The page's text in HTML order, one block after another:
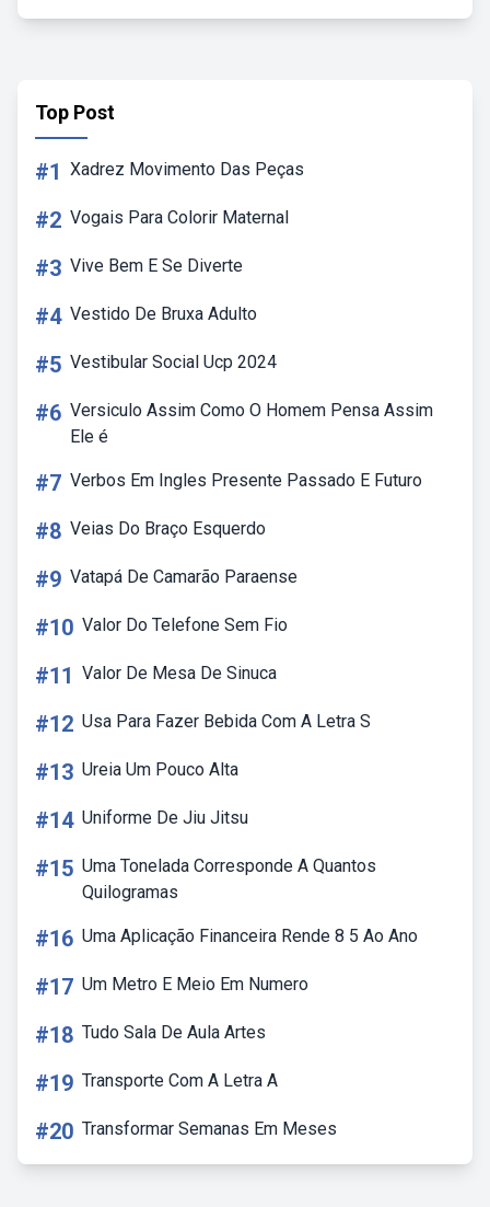
Top Post
#1 Xadrez Movimento Das Peças
#2 Vogais Para Colorir Maternal
#3 Vive Bem E Se Diverte
#4 Vestido De Bruxa Adulto
#5 Vestibular Social Ucp 2024
#6 Versiculo Assim Como O Homem Pensa Assim
Ele é
#7 Verbos Em Ingles Presente Passado E Futuro
#8 Veias Do Braço Esquerdo
#9 Vatapá De Camarão Paraense
#10 Valor Do Telefone Sem Fio
#11 Valor De Mesa De Sinuca
#12 Usa Para Fazer Bebida Com A Letra S
#13 Ureia Um Pouco Alta
#14 Uniforme De Jiu Jitsu
#15 Uma Tonelada Corresponde A Quantos
Quilogramas
#16 Uma Aplicação Financeira Rende 8 5 Ao Ano
#17 Um Metro E Meio Em Numero
#18 Tudo Sala De Aula Artes
#19 Transporte Com A Letra A
#20 Transformar Semanas Em Meses